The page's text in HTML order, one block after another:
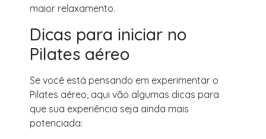
maior relaxamento.
Dicas para iniciar no
Pilates aéreo
Se você está pensando em experimentar o
Pilates aéreo, aqui vão algumas dicas para
que sua experiência seja ainda mais
potenciada: